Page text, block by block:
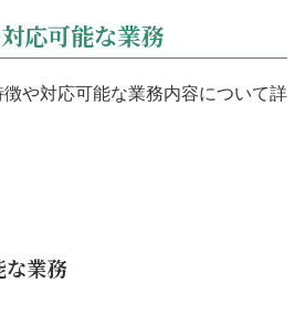
応可能な業務
や対応可能な業務内容について詳
な業務